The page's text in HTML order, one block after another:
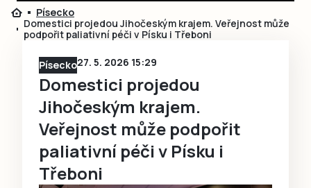
Ještě nemám účet, chci se
Písecko
Domestici projedou Jihočeským krajem. Veřejnost může
podpořit paliativní péči v Písku i Třeboni
Písecko27. 5. 2026 15:29
Domestici projedou
Jihočeským krajem.
Veřejnost může podpořit
paliativní péči v Písku i
Třeboni